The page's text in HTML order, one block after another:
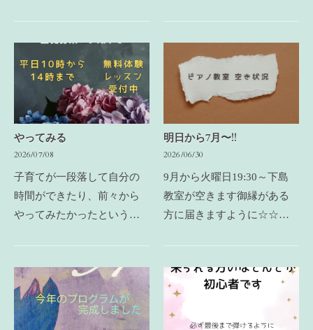
と、自分の弾くタイミング
がズレたりミスタッチが増
えたり‥そう簡単には完…
なりますお問い合わせは電
話ではお断りしていますメ
ールでお願いいたします
やってみる
2026/07/08
子育てが一段落して自分の
時間ができたり、前々から
やってみたかったという
いますほとんどの方が初心
者です『ド』がどこにある
か分からないレベルの方…
明日から7月〜!!
2026/06/30
9月から火曜日19:30～下島
教室が空きます御縁がある
方に届きますように☆☆☆
ります常時募集しています
体験レッスンもできますの
で、お気軽にお問い合わ